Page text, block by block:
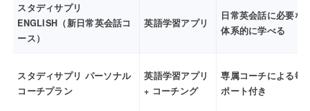
スタディサプリ
ENGLISH（新日常英会話コ
ース）
英語学習アプリ
日常英会話に必要な
体系的に学べる
スタディサプリ パーソナル
コーチプラン
英語学習アプリ
+ コーチング
専属コーチによる毎
ポート付き